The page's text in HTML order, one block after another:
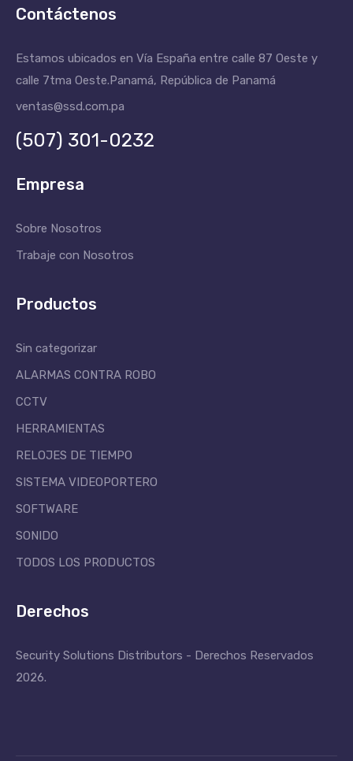
Contáctenos
Estamos ubicados en Vía España entre calle 87 Oeste y
calle 7tma Oeste.Panamá, República de Panamá
ventas@ssd.com.pa
(507) 301-0232
Empresa
Sobre Nosotros
Trabaje con Nosotros
Productos
Sin categorizar
ALARMAS CONTRA ROBO
CCTV
HERRAMIENTAS
RELOJES DE TIEMPO
SISTEMA VIDEOPORTERO
SOFTWARE
SONIDO
TODOS LOS PRODUCTOS
Derechos
Security Solutions Distributors - Derechos Reservados
2026.